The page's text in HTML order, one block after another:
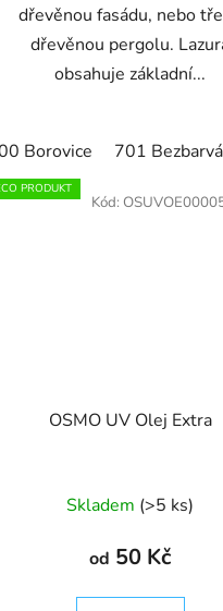
křemenně šedá 9212
dřevěnou fasádu, nebo
dřevěnou pergolu.
obsahuje základní...
Borovice 701
PRODUKT
OSMO UV Olej Extra
Skladem (>5 ks)
od 50 Kč
Kód: